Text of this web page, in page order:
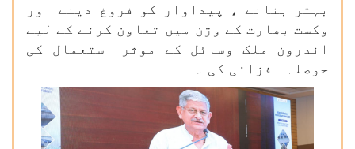
بہتر بنانے ، پیداوار کو فروغ دینے اور
وکست بھارت کے وژن میں تعاون کرنے کے لیے
اندرون ملک وسائل کے موثر استعمال کی
حوصلہ افزائی کی ۔